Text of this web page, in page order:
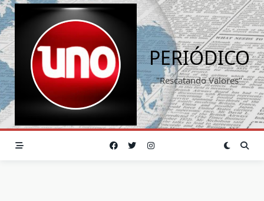
Saltar
al
contenido
PERIÓDICO
"Rescatando Valores"